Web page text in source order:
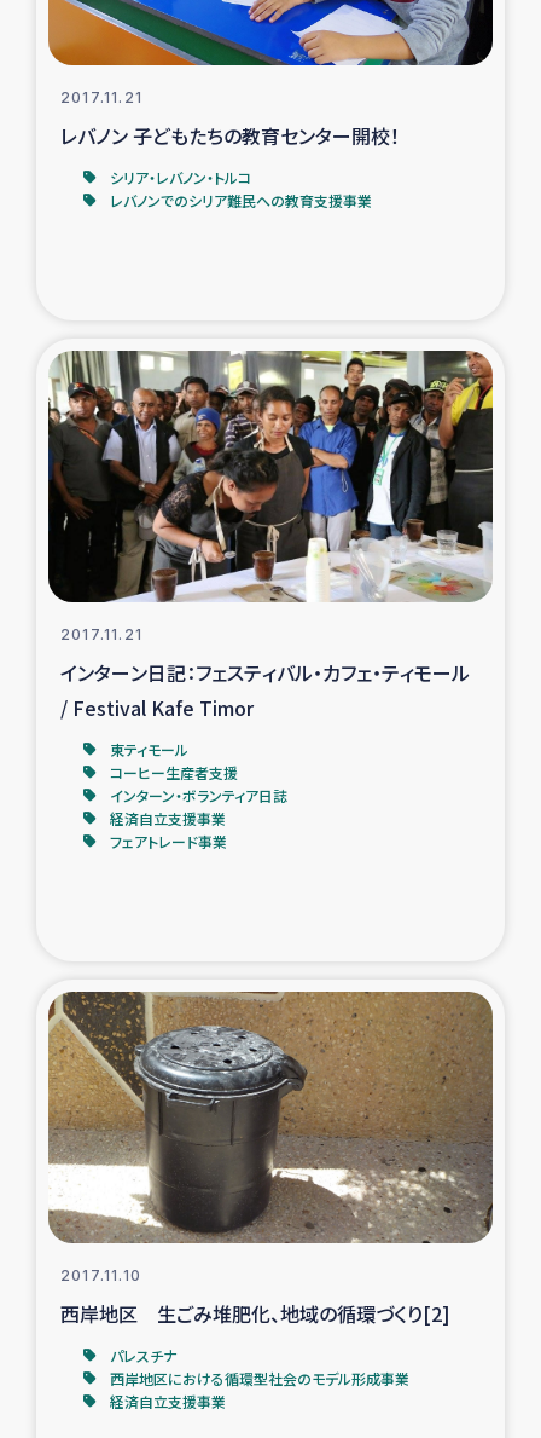
レバノンにおける緊急支援
レバノンでのシリア難民・レバノン人への農業支援
海外ルーツの市民との共生
復興応援隊の活動
仮設住宅生活支援・農業復興支援
漁業復興支援
インターン・ボランティア日誌
居場所づくり
ガザ空爆被災者への食料支援と農家生産支援
ガザ地区における羊の畜産支援
ガザ地区酪農を通した女性グループの生計支援
ふりかけ普及と食生活改善による栄養改善事業
フェアトレード事業
緊急支援事業
2017.11.21
レバノン 子どもたちの教育センター開校！
シリア・レバノン・トルコ
レバノンでのシリア難民への教育支援事業
2017.11.21
インターン日記：フェスティバル・カフェ・ティモール
/ Festival Kafe Timor
東ティモール
コーヒー生産者支援
インターン・ボランティア日誌
経済自立支援事業
フェアトレード事業
2017.11.10
西岸地区 生ごみ堆肥化、地域の循環づくり[2]
パレスチナ
西岸地区における循環型社会のモデル形成事業
経済自立支援事業